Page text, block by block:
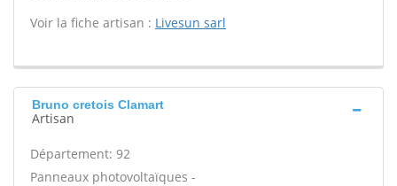
Voir la fiche artisan : Livesun sarl
Bruno cretois Clamart
Artisan
Département: 92
Panneaux photovoltaïques -